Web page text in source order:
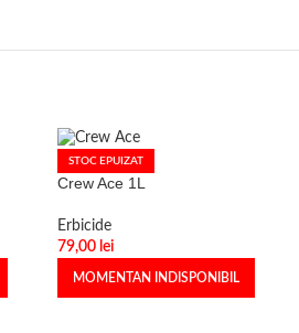
STOC EPUIZAT
Crew Ace 1L
Erbicide
79,00 lei
MOMENTAN INDISPONIBIL